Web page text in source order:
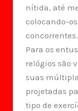
nítida, até
colocando-
concorrentes.
Para os
relógios são
suas
projetadas
tipo de